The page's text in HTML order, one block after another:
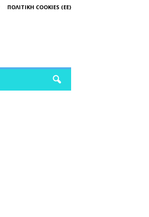
ΠΟΛΙΤΙΚΉ COOKIES (ΕΕ)